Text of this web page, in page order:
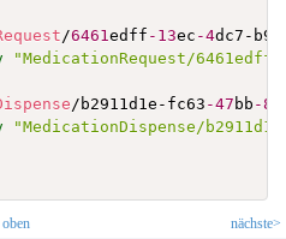
/6461edff -13ec -4dc7-
"MedicationRequest/6461edff-
/b2911d1e-fc63 -47 bb -
"MedicationDispense/
oben nächste>